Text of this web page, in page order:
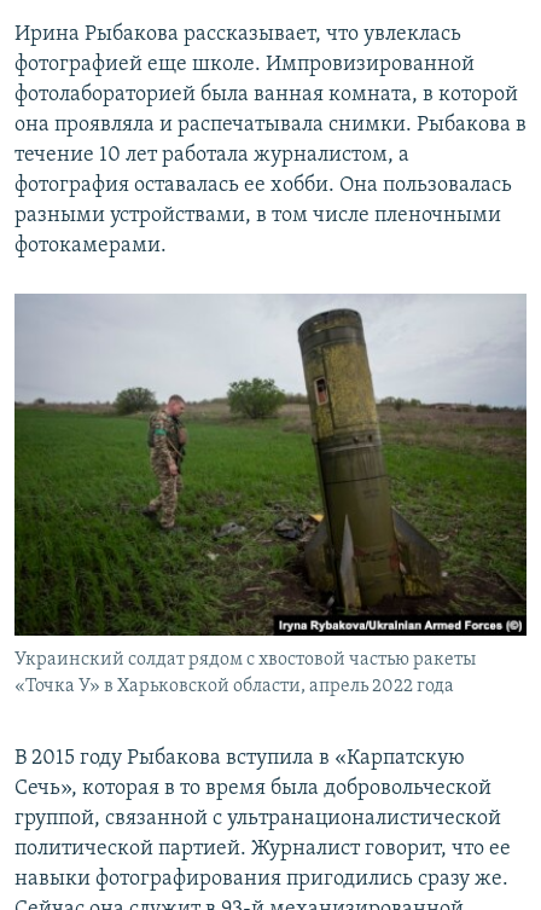
Ирина Рыбакова рассказывает, что увлеклась
фотографией еще школе. Импровизированной
фотолабораторией была ванная комната, в которой
она проявляла и распечатывала снимки. Рыбакова в
течение 10 лет работала журналистом, а
фотография оставалась ее хобби. Она пользовалась
разными устройствами, в том числе пленочными
фотокамерами.
Украинский солдат рядом с хвостовой частью ракеты
«Точка У» в Харьковской области, апрель 2022 года
В 2015 году Рыбакова вступила в «Карпатскую
Сечь», которая в то время была добровольческой
группой, связанной с ультранационалистической
политической партией. Журналист говорит, что ее
навыки фотографирования пригодились сразу же.